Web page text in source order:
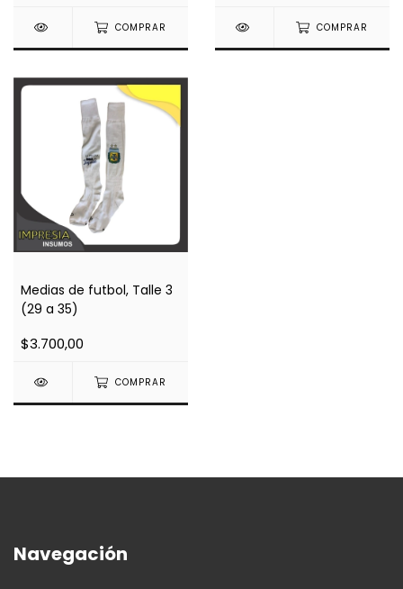
COMPRAR COMPRAR
Medias de futbol, Talle 3
(29 a 35)
$3.700,00
COMPRAR
Navegación